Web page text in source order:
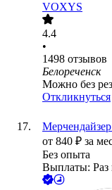
VOXYS
4.4
•
1498 отзывов
Белореченск
Можно без
Откликнуться
от 840 ₽ за
Без опыта
Выплаты: Раз